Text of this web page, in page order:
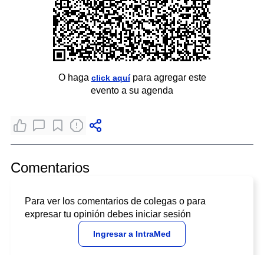
O haga click aquípara agregar este
evento a su agenda
Comentarios
Para ver los comentarios de colegas o para
expresar tu opinión debes iniciar sesión
Ingresar a IntraMed